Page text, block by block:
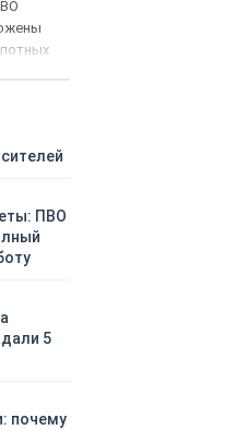
и над
моря.
ПВО
5
почему